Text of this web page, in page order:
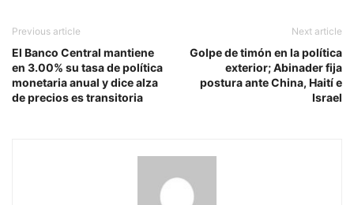
Previous article
El Banco Central mantiene
en 3.00% su tasa de política
monetaria anual y dice alza
de precios es transitoria
Next article
Golpe de timón en la política
exterior; Abinader fija
postura ante China, Haití e
Israel